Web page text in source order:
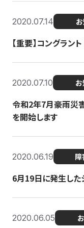
2020.07.14
【重要】コングラン
2020.07.10
令和2年7月豪雨災
を開始します
2020.06.19 障
6月19日に発生した
2020.06.05